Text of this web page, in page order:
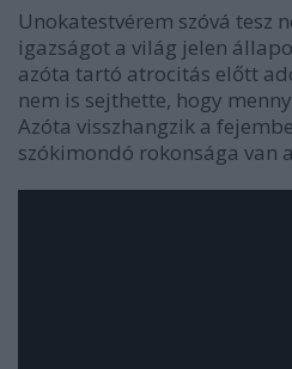
Unokatestvérem szóvá tesz
igazságot a világ jelen
azóta tartó atrocitás előtt
nem is sejthette, hogy
Azóta visszhangzik a
szókimondó rokonsága van